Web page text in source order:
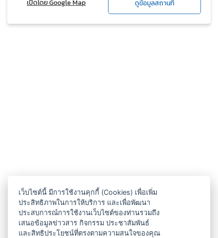
เปิดโดย Google Map ดูข้อมูลสถานที่
เว็บไซต์นี้ มีการใช้งานคุกกี้ (Cookies) เพื่อเพิ่ม
ประสิทธิภาพในการให้บริการ และเพื่อพัฒนา
ประสบการณ์การใช้งานเว็บไซต์ของท่านรวมถึง
เสนอข้อมูลข่าวสาร กิจกรรม ประชาสัมพันธ์
และสิทธิประโยชน์ที่ตรงตามความสนใจของคุณ